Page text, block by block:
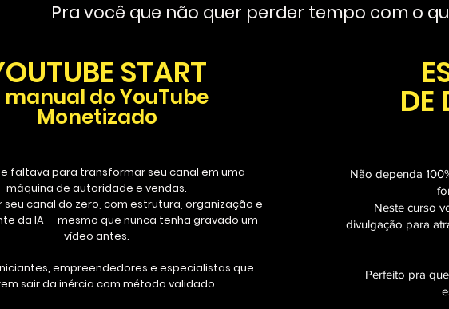
Pra você que não quer perder tempo com o
START
manual do YouTube
Monetizado
faltava para transformar seu canal em uma
máquina de autoridade e vendas.
seu canal do zero, com estrutura, organização e
da IA — mesmo que nunca tenha gravado um
vídeo antes.
empreendedores e especialistas que
sair da inércia com método validado.
DE
Não dependa
Neste curso
divulgação para
Perfeito pra